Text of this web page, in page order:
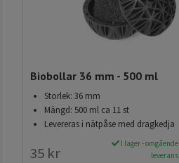
Biobollar 36 mm - 500 ml
Storlek: 36 mm
Mängd: 500 ml ca 11 st
Levereras i nätpåse med dragkedja
35 kr
I lager - omgående
leverans